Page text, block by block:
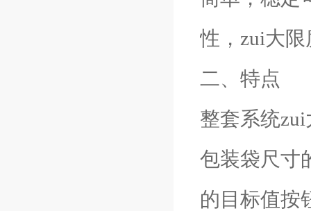
性，zui大
二、特点
整套系统
包装袋尺寸
的目标值按